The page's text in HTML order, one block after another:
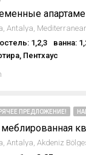
1,2,3 ванна:
Пентхаус
ПРЕДЛОЖЕНИЕ!